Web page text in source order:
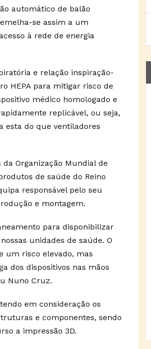
automático de balão
se assim a um
à rede de energia
e relação inspiração-
HEPA para mitigar risco de
médico homologado e
replicável, ou seja,
esta do que ventiladores
Organização Mundial de
de saúde do Reino
responsável pelo seu
e montagem.
para disponibilizar
unidades de saúde. O
um risco elevado, mas
dos dispositivos nas mãos
Nuno Cruz.
em consideração os
e componentes, sendo
a impressão 3D.